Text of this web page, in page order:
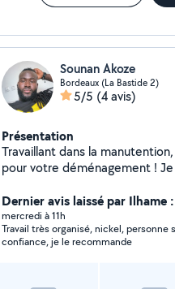
Sounan Akoze
Bordeaux (La Bastide 2)
5/5 (4 avis)
Présentation
Travaillant dans la
pour votre déménagement !
Dernier avis laissé par Ilhame
mercredi à 11h
Travail très organisé, nickel, personne
confiance, je le recommande